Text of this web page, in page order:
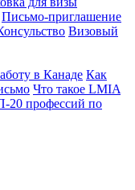
Письмо-приглашение
Визовый
в Канаде Как
Что такое LMIA
20 профессий по